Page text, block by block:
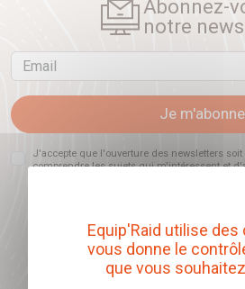
Abonnez-
notre
Email
Je m'abonne
J'accepte que l'ouverture des newsletters
comprendre les sujets qui m'intéressent et
proposés. Ce choix est modifiable à tout
Offrez nos
Equip'Raid utilise
vous donne le
que vous